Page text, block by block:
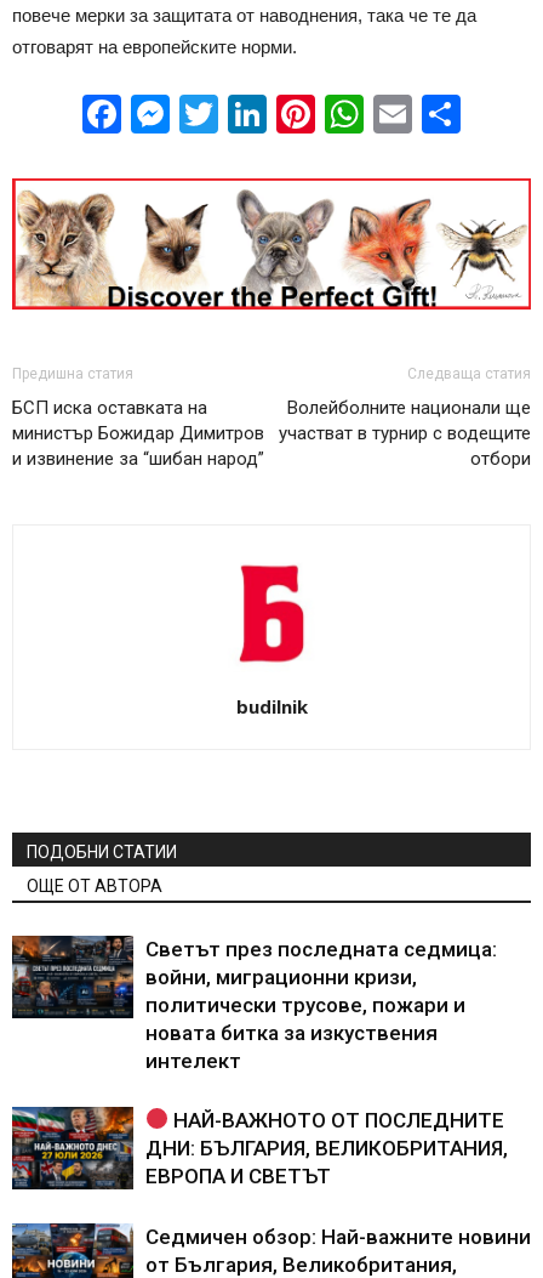
повече мерки за защитата от наводнения, така че те да
отговарят на европейските норми.
Facebook
Messenger
Twitter
LinkedIn
Pinterest
WhatsApp
Email
Предишна статия
БСП иска оставката на
министър Божидар Димитров
и извинение за “шибан народ”
Следваща статия
Волейболните национали ще
участват в турнир с водещите
отбори
budilnik
ПОДОБНИ СТАТИИ
ОЩЕ ОТ АВТОРА
Светът през последната седмица:
войни, миграционни кризи,
политически трусове, пожари и
новата битка за изкуствения
интелект
НАЙ-ВАЖНОТО ОТ ПОСЛЕДНИТЕ
ДНИ: БЪЛГАРИЯ, ВЕЛИКОБРИТАНИЯ,
ЕВРОПА И СВЕТЪТ
Седмичен обзор: Най-важните новини
от България, Великобритания,